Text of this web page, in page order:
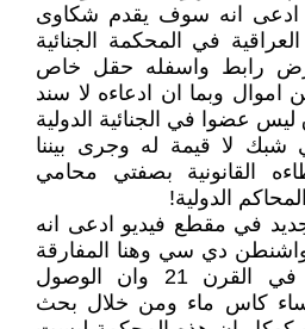
انه سوف يقدم شكاوى
في المحكمة الجنائية
رابط واسفله حقل خاص
اموال وبما ان ادعاءه لا سند
عضوا في الجنائية الدولية
لا قيمة له وجرى بيننا
القانونية بصفتي محامي
الدولية!
في مقطع فيديو ادعى انه
دي سي وهنا المفارقة
نسي هذا الشخص اننا في القرن 21 وان الوصول
كاس ماء ومن خلال بحث